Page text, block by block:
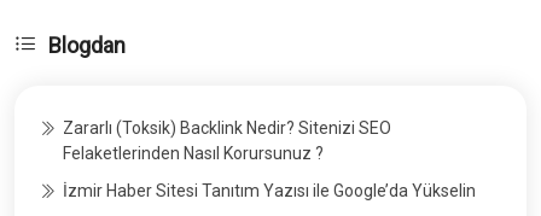
Blogdan
Zararlı (Toksik) Backlink Nedir? Sitenizi SEO
Felaketlerinden Nasıl Korursunuz ?
İzmir Haber Sitesi Tanıtım Yazısı ile Google’da Yükselin